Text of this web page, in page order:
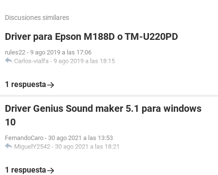
Dispositivos USB Dispositivo compuesto USB
Dispositivos USB Dispositivo de interfaz humana USB
Dispositivos USB Dispositivo de interfaz humana USB
Dispositivos USB Dispositivo de interfaz humana USB
Dispositivos USB TRENDnet TEW-424UB 54M USB Dongle
Discusiones similares
Driver para Epson M188D o TM-U220PD
rules22 - 9 ago 2019 a las 17:06
Carlos-vialfa - 9 ago 2019 a las 18:15
1 respuesta
Driver Genius Sound maker 5.1 para windows
10
FernandoCaro - 30 ago 2021 a las 13:53
MiguelY2542 - 30 ago 2021 a las 18:21
1 respuesta